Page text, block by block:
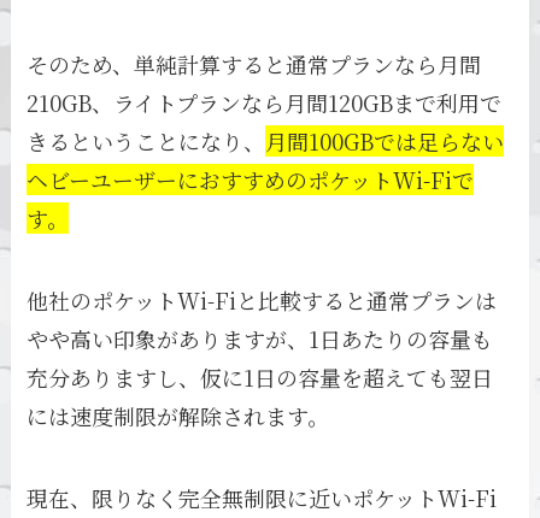
そのため、単純計算すると通常プランなら月間
210GB、ライトプランなら月間120GBまで利用で
きるということになり、
月間100GBでは足らない
ヘビーユーザーにおすすめのポケットWi-Fiで
す。
他社のポケットWi-Fiと比較すると通常プランは
やや高い印象がありますが、1日あたりの容量も
充分ありますし、仮に1日の容量を超えても翌日
には速度制限が解除されます。
現在、限りなく完全無制限に近いポケットWi-Fi